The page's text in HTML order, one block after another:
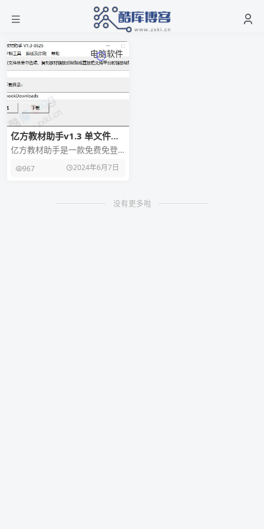
电脑软件
亿方教材助手v1.3 单文件
版，中小学电子教材高清下载
器
亿方教材助手是一款免费免登
录即下载官方各大教材书籍的
工具，另附带5学科查询定向工
967 2024年6月7日
没有更多啦